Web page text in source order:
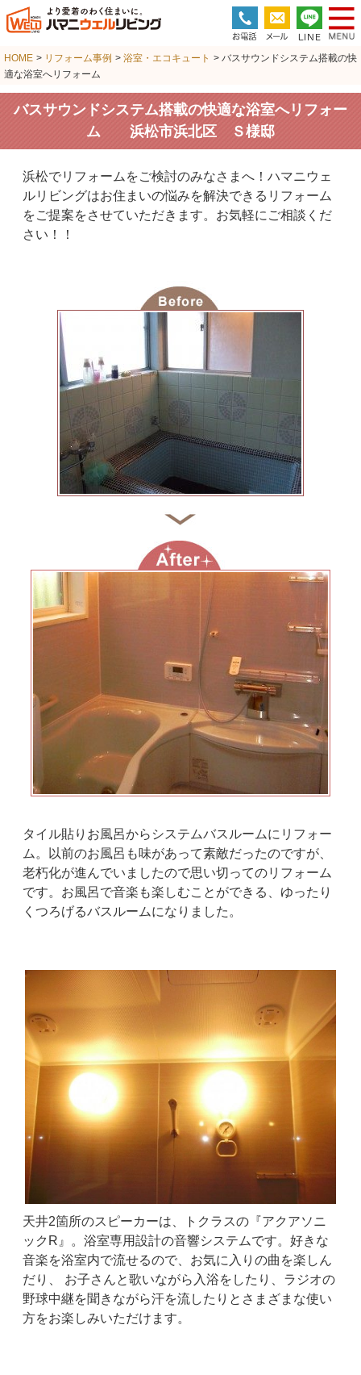
HOME > リフォーム事例 > 浴室・エコキュート > バスサウンドシステム搭載の快
適な浴室へリフォーム
バスサウンドシステム搭載の快適な浴室へリフォー
ム 浜松市浜北区 Ｓ様邸
浜松でリフォームをご検討のみなさまへ！ハマニウェ
ルリビングはお住まいの悩みを解決できるリフォーム
をご提案をさせていただきます。お気軽にご相談くだ
さい！！
タイル貼りお風呂からシステムバスルームにリフォー
ム。以前のお風呂も味があって素敵だったのですが、
老朽化が進んでいましたので思い切ってのリフォーム
です。お風呂で音楽も楽しむことができる、ゆったり
くつろげるバスルームになりました。
天井2箇所のスピーカーは、トクラスの『アクアソニ
ックR』。浴室専用設計の音響システムです。好きな
音楽を浴室内で流せるので、お気に入りの曲を楽しん
だり、 お子さんと歌いながら入浴をしたり、ラジオの
野球中継を聞きながら汗を流したりとさまざまな使い
方をお楽しみいただけます。